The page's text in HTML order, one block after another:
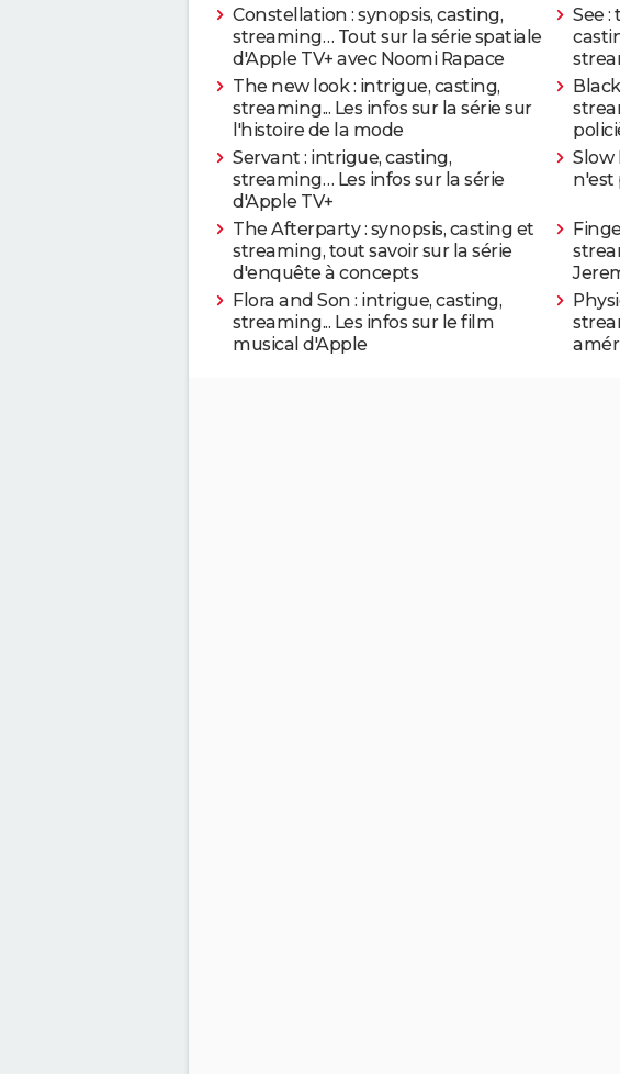
Constellation : synopsis, casting,
streaming… Tout sur la série spatiale
d'Apple TV+ avec Noomi Rapace
See
The new look : intrigue, casting,
streaming... Les infos sur la série sur
l'histoire de la mode
Servant : intrigue, casting,
streaming… Les infos sur la série
d'Apple TV+
Slow
n'est
The Afterparty : synopsis, casting et
streaming, tout savoir sur la série
d'enquête à concepts
Flora and Son : intrigue, casting,
streaming... Les infos sur le film
musical d'Apple